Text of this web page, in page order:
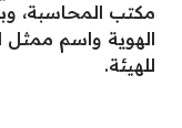
مكتب المحاسبة،
الهوية واسم ممثل
للهيئة.